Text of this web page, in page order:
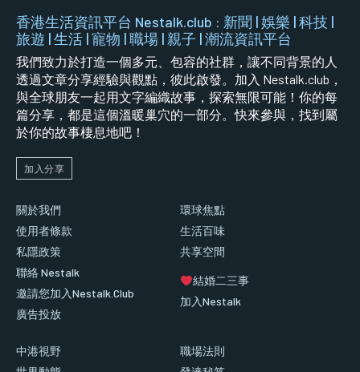
香港生活資訊平台 Nestalk.club : 新聞 | 娛樂 | 科技 |
旅遊 | 生活 | 寵物 | 職場 | 親子 | 潮流資訊平台
我們致力於打造一個多元、包容的社群，讓不同背景的人
透過文章分享經驗與觀點，彼此啟發。加入 Nestalk.club，
與全球朋友一起用文字編織故事，探索無限可能！你的每
篇分享，都是這個溫暖巢穴的一部分。快來參與，找到屬
於你的故事棲息地吧！
加入分享
關於我們
使用者條款
私隱政策
聯絡 Nestalk
邀請您加入Nestalk.Club
廣告投放
環球焦點
生活百味
共享空間
結婚二三事
加入Nestalk
中港視野
職場法則